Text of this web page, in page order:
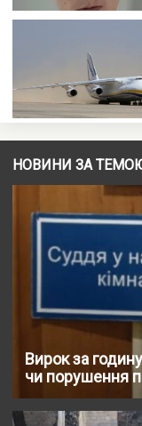
НОВИНИ ЗА
Вирок за
чи порушення